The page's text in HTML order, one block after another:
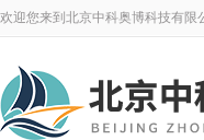
欢迎您来到北京中科奥博科技有限